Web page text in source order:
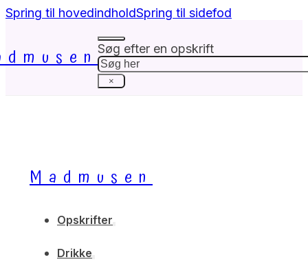
Spring til hovedindholdSpring til sidefod
Søg efter en opskrift
Søg
×
Madmusen
Opskrifter
Drikke